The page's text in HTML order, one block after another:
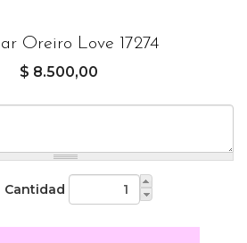
Oreiro Love 17274
$ 8.500,00
Cantidad